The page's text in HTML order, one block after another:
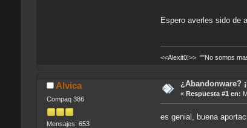
Espero averles sido de
<<Alexit0!>> ""No somos
Alvica
Compaq 386
Mensajes: 653
¿Abandonware?
« Respuesta #1 en:
es genial, buena